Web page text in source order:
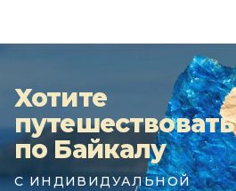
Хотите
путешествовать
по Байкалу
С ИНДИВИДУАЛЬНОЙ